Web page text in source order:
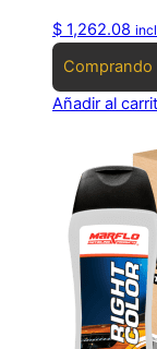
$ 1,262.08
Añadir al